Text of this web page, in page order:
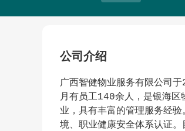
公司介绍
广西智健物业服务有限公司
月有员工140余人，是银海区
业，具有丰富的管理服务经
境、职业健康安全体系认证